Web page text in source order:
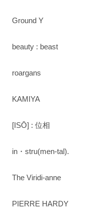
Ground Y
beauty : beast
roargans
KAMIYA
[ISŌ] : 位相
in・stru(men-tal).
The Viridi-anne
PIERRE HARDY